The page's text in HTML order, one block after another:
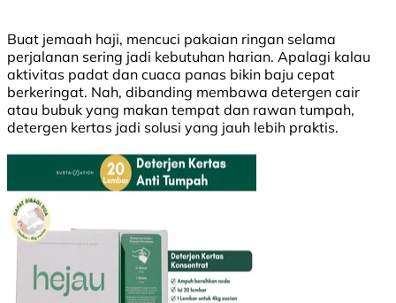
Buat jemaah haji, mencuci pakaian ringan selama
perjalanan sering jadi kebutuhan harian. Apalagi kalau
aktivitas padat dan cuaca panas bikin baju cepat
berkeringat. Nah, dibanding membawa detergen cair
atau bubuk yang makan tempat dan rawan tumpah,
detergen kertas jadi solusi yang jauh lebih praktis.